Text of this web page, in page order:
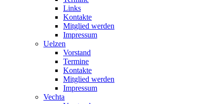
Links
Kontakte
Mitglied werden
Impressum
Uelzen
Vorstand
Termine
Kontakte
Mitglied werden
Impressum
Vechta